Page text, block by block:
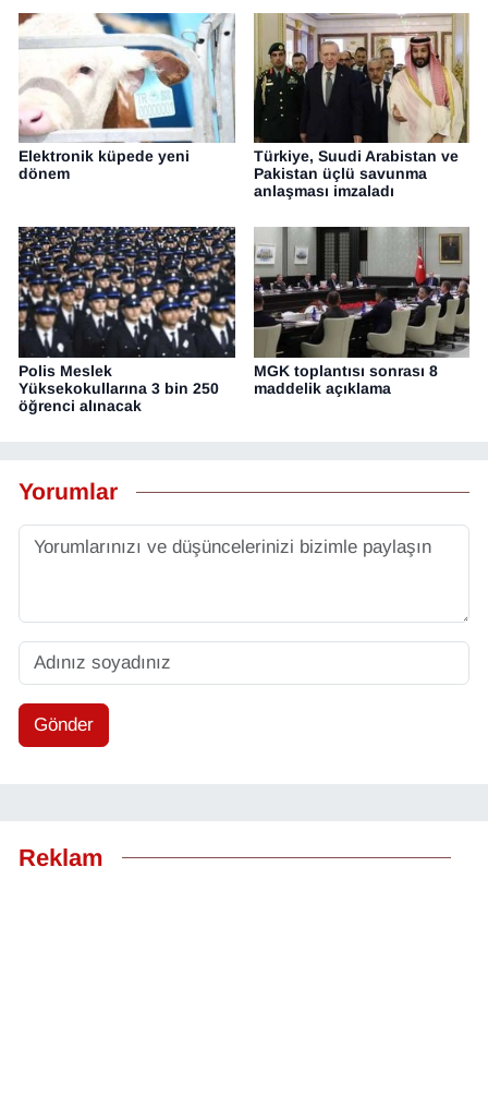
Elektronik küpede yeni
dönem
Türkiye, Suudi Arabistan ve
Pakistan üçlü savunma
anlaşması imzaladı
Polis Meslek
Yüksekokullarına 3 bin 250
öğrenci alınacak
MGK toplantısı sonrası 8
maddelik açıklama
Yorumlar
Gönder
Reklam